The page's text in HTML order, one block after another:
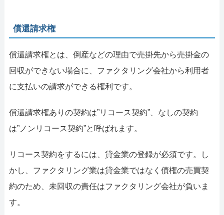
償還請求権
償還請求権とは、倒産などの理由で売掛先から売掛金の
回収ができない場合に、ファクタリング会社から利用者
に支払いの請求ができる権利です。
償還請求権ありの契約は”リコース契約”、なしの契約
は”ノンリコース契約”と呼ばれます。
リコース契約をするには、貸金業の登録が必須です。し
かし、ファクタリング業は貸金業ではなく債権の売買契
約のため、未回収の責任はファクタリング会社が負いま
す。